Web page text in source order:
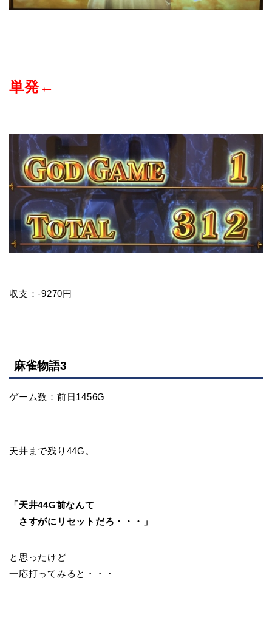
単発←
収支：-9270円
麻雀物語3
ゲーム数：前日1456G
天井まで残り44G。
「天井44G前なんて
さすがにリセットだろ・・・」
と思ったけど
一応打ってみると・・・